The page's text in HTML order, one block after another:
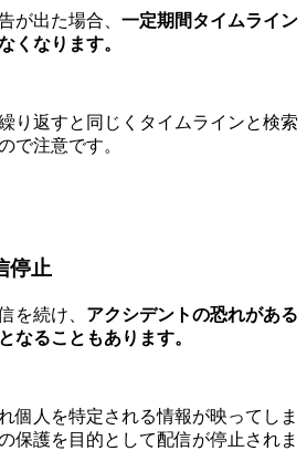
が出た場合、 一定期間タイムライン
くなります。
り返すと同じくタイムラインと検索
で注意です。
停止
を続け、 アクシデントの恐れがある
なることもあります。
個人を特定される情報が映ってしま
保護を目的として配信が停止されま